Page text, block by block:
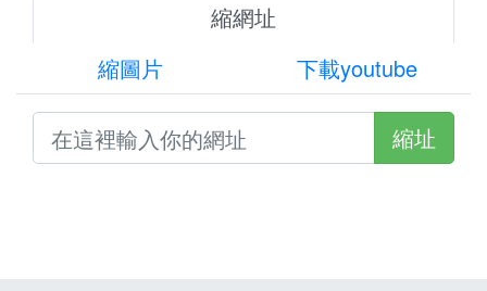
縮網址
縮圖片
下載youtube
縮址